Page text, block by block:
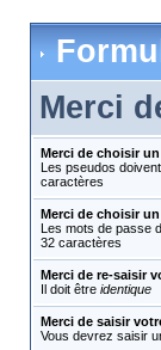
Merci
Merci de choisir
Les pseudos
caractères
Merci de choisir
Les mots de passe
32 caractères
Merci de re-saisir
Il doit être identique
Merci de saisir
Vous devrez saisir